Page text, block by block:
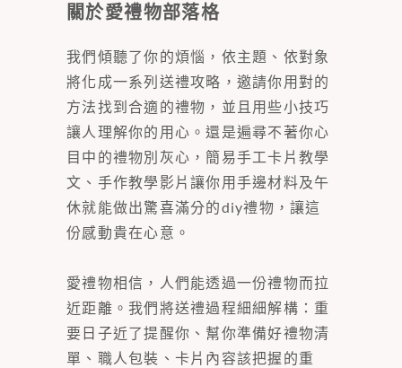
關於愛禮物部落格
我們傾聽了你的煩惱，依主題、依對象
將化成一系列送禮攻略，邀請你用對的
方法找到合適的禮物，並且用些小技巧
讓人理解你的用心。還是遍尋不著你心
目中的禮物別灰心，簡易手工卡片教學
文、手作教學影片讓你用手邊材料及午
休就能做出驚喜滿分的diy禮物，讓這
份感動貴在心意。
愛禮物相信，人們能透過一份禮物而拉
近距離。我們將送禮過程細細解構：重
要日子近了提醒你、幫你準備好禮物清
單、職人包裝、卡片內容該把握的重